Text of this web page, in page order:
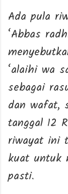
Ada pula
‘Abbas
‘alaihi wa
sebagai
dan wafat,
tanggal 12
riwayat ini
kuat untuk
pasti.